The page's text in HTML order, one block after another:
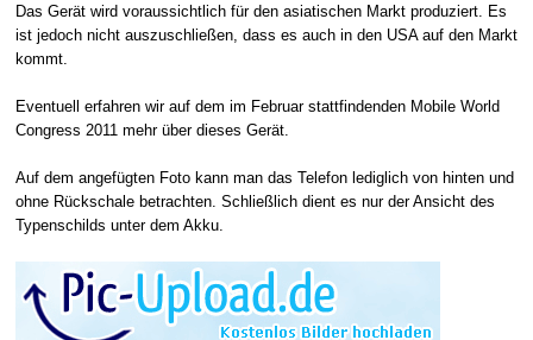
Das Gerät wird voraussichtlich für den asiatischen Markt produziert. Es
ist jedoch nicht auszuschließen, dass es auch in den USA auf den Markt
kommt.
Eventuell erfahren wir auf dem im Februar stattfindenden Mobile World
Congress 2011 mehr über dieses Gerät.
Auf dem angefügten Foto kann man das Telefon lediglich von hinten und
ohne Rückschale betrachten. Schließlich dient es nur der Ansicht des
Typenschilds unter dem Akku.